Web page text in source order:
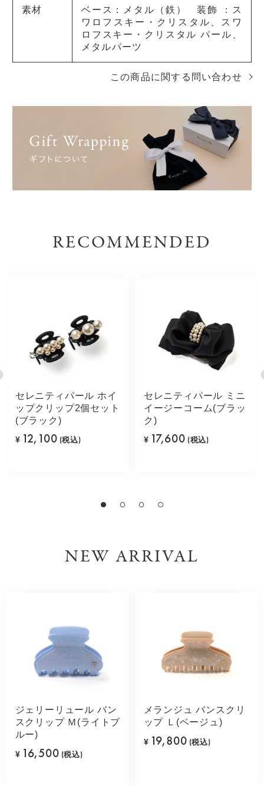
素材
ベース：メタル（鉄） 装飾 ：ス
ワロフスキー・クリスタル、スワ
ロフスキー・クリスタル パール、
メタルパーツ
この商品に関する問い合わせ
RECOMMENDED
セレニティパール ホイ
ップクリップ2個セット
(ブラック)
¥ 12,100 (税込)
セレニティパール ミニ
イージーコーム(ブラッ
ク)
¥ 17,600 (税込)
NEW ARRIVAL
ジェリーリュール バン
スクリップ Ｍ(ライトブ
ルー)
¥ 16,500 (税込)
メランジュ バンスクリ
ップ Ｌ(ベージュ)
¥ 19,800 (税込)